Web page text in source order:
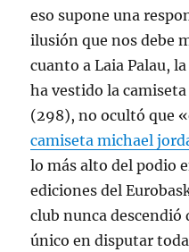
eso supone una
ilusión que nos debe
cuanto a Laia Palau,
ha vestido la
(298), no ocultó que
camiseta michael
lo más alto del podio
ediciones del
club nunca descendió
único en disputar